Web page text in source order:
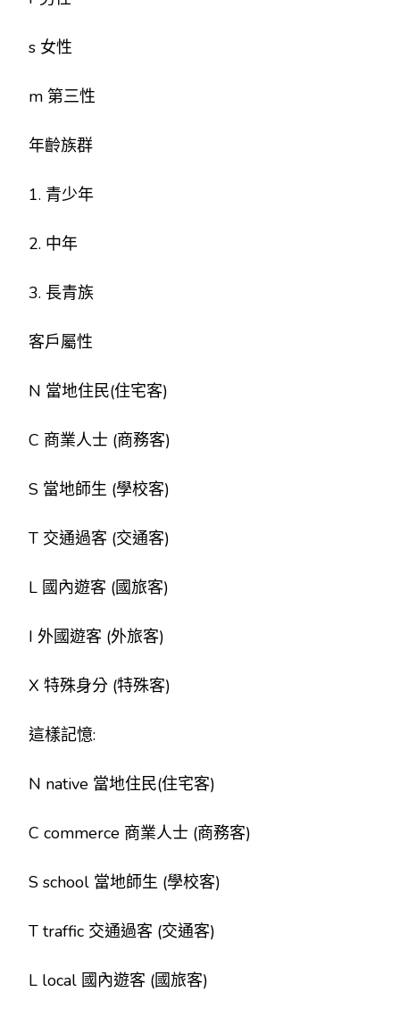
s 女性
m 第三性
年齡族群
1. 青少年
2. 中年
3. 長青族
客戶屬性
N 當地住民(住宅客)
C 商業人士 (商務客)
S 當地師生 (學校客)
T 交通過客 (交通客)
L 國內遊客 (國旅客)
I 外國遊客 (外旅客)
X 特殊身分 (特殊客)
這樣記憶:
N native 當地住民(住宅客)
C commerce 商業人士 (商務客)
S school 當地師生 (學校客)
T traffic 交通過客 (交通客)
L local 國內遊客 (國旅客)